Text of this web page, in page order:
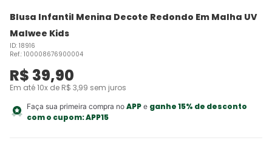
Blusa Infantil Menina Decote Redondo Em Malha UV
Malwee Kids
ID: 18916
Ref.: 100008676900004
R$ 39,90
Em até10x de R$ 3,99 sem juros
Faça sua primeira compra no APPe ganhe 15% de desconto
com o cupom:APP15